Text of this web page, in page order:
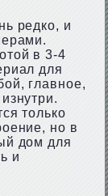
редко, и
в 3-4
для
главное,
только
но в
дом для
и